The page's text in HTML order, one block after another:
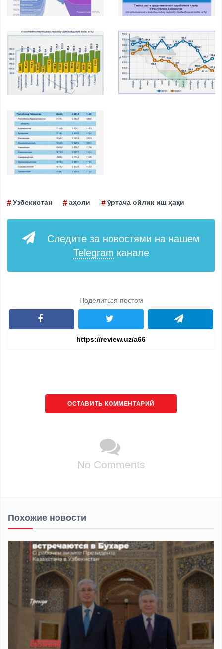
Узбекистан аҳоли ўртача ойлик иш ҳақи
Следите за новостями на нашем
Telegram канале
Поделиться постом
ОСТАВИТЬ КОММЕНТАРИЙ
No Comments
Похожие новости